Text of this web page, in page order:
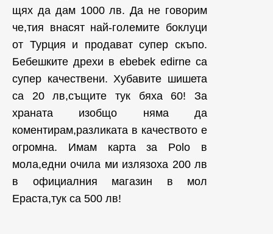
щях да дам 1000 лв. Да не говорим
че,тия внасят най-големите боклуци
от Турция и продават супер скъпо.
Бебешките дрехи в ebebek edirne са
супер качествени. Хубавите шишета
са 20 лв,същите тук бяха 60! За
храната изобщо няма да
коментирам,разликата в качеството е
огромна. Имам карта за Polo в
мола,едни очила ми излязоха 200 лв
в официалния магазин в мол
Ераста,тук са 500 лв!